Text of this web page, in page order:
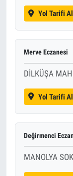
Yol Tarifi Al
Merve Eczanesi
DİLKÜŞA
Yol Tarifi Al
Değirmenci
MANOLYA